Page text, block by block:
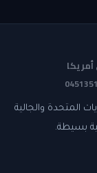
المتحدة والجالية
بسيطة.